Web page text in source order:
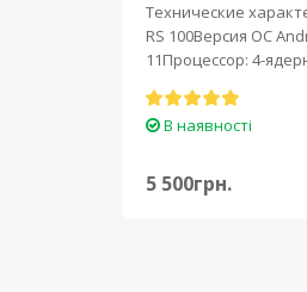
Технические
RS 100Версия ОС
11Процессор: 4-
В наявності
5 500грн.